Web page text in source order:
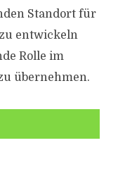
Standort für
entwickeln
Rolle im
übernehmen.